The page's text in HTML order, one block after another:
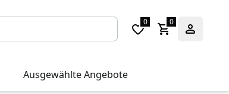
0 0
Ausgewählte Angebote